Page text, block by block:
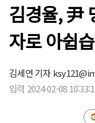
김경율, 尹
자로 아쉽
김세연 기자
입력 2024-02-08